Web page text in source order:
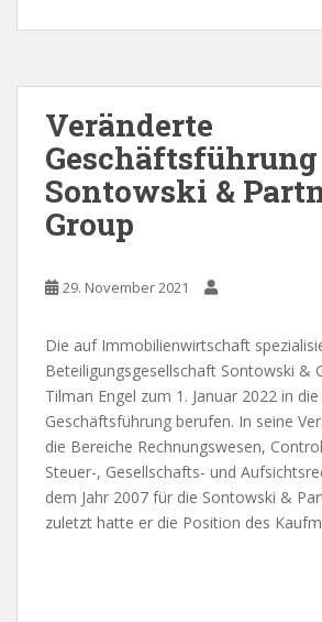
Veränderte
Sontowski &
Group
29. November 2021
Die auf Immobilienwirtschaft
Beteiligungsgesellschaft Sontowski &
Tilman Engel zum 1. Januar 2022 in die
Geschäftsführung berufen. In seine
die Bereiche Rechnungswesen,
Steuer-, Gesellschafts- und
dem Jahr 2007 für die Sontowski &
zuletzt hatte er die Position des